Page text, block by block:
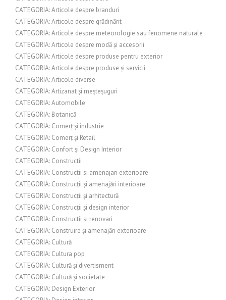
CATEGORIA: Articole despre branduri
CATEGORIA: Articole despre grădinărit
CATEGORIA: Articole despre meteorologie sau fenomene naturale
CATEGORIA: Articole despre modă și accesorii
CATEGORIA: Articole despre produse pentru exterior
CATEGORIA: Articole despre produse și servicii
CATEGORIA: Articole diverse
CATEGORIA: Artizanat și meșteșuguri
CATEGORIA: Automobile
CATEGORIA: Botanică
CATEGORIA: Comerț și industrie
CATEGORIA: Comerț și Retail
CATEGORIA: Confort și Design Interior
CATEGORIA: Constructii
CATEGORIA: Constructii si amenajari exterioare
CATEGORIA: Construcții și amenajări interioare
CATEGORIA: Construcții și arhitectură
CATEGORIA: Construcții și design interior
CATEGORIA: Constructii si renovari
CATEGORIA: Construire și amenajări exterioare
CATEGORIA: Cultură
CATEGORIA: Cultura pop
CATEGORIA: Cultură și divertisment
CATEGORIA: Cultură și societate
CATEGORIA: Design Exterior